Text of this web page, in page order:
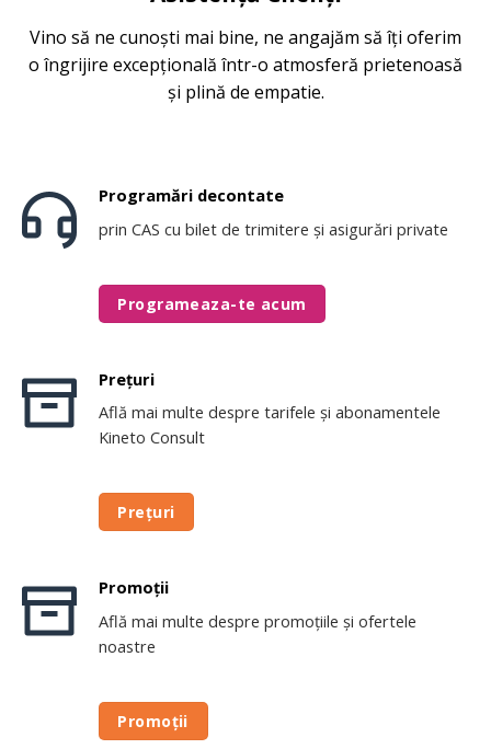
Vino să ne cunoști mai bine, ne angajăm să îți oferim
o îngrijire excepțională într-o atmosferă prietenoasă
și plină de empatie.
Programări decontate
prin CAS cu bilet de trimitere și asigurări private
Programeaza-te acum
Prețuri
Află mai multe despre tarifele și abonamentele
Kineto Consult
Prețuri
Promoții
Află mai multe despre promoțiile și ofertele
noastre
Promoții